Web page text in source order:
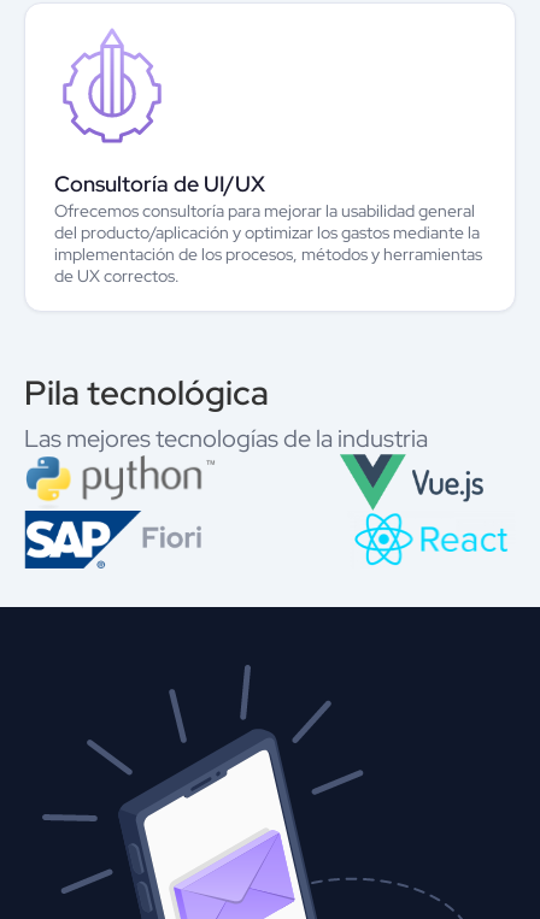
Consultoría de UI/UX
Ofrecemos consultoría para mejorar la usabilidad general
del producto/aplicación y optimizar los gastos mediante la
implementación de los procesos, métodos y herramientas
de UX correctos.
Pila tecnológica
Las mejores tecnologías de la industria